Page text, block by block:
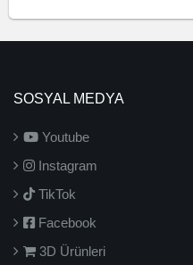
SOSYAL MEDYA
Youtube
Instagram
TikTok
Facebook
3D Ürünleri